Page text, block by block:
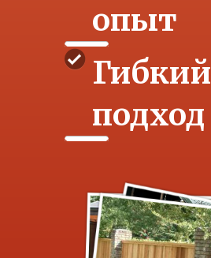
опыт
Гибкий
подход